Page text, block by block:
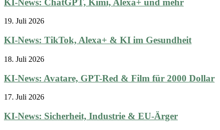
19. Juli 2026
KI-News: TikTok, Alexa+ & KI im Gesundheit
18. Juli 2026
KI-News: Avatare, GPT-Red & Film für 2000 Dollar
17. Juli 2026
KI-News: Sicherheit, Industrie & EU-Ärger